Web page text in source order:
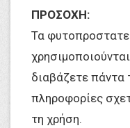
ΠΡΟΣΟΧΗ:
Τα
διαβάζετε πάντα
πληροφορίες
τη χρήση.